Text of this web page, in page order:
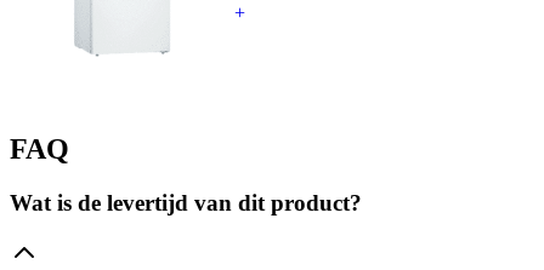
+
FAQ
Wat is de levertijd van dit product?